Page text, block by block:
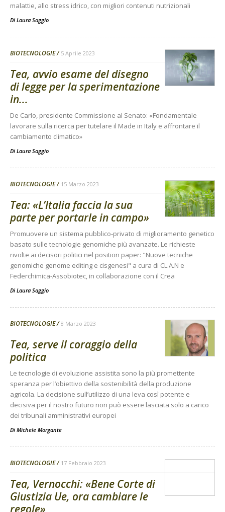
malattie, allo stress idrico, con migliori contenuti nutrizionali
Di Laura Saggio
BIOTECNOLOGIE 5 Aprile 2023
Tea, avvio esame del disegno
di legge per la sperimentazione
in...
De Carlo, presidente Commissione al Senato: «Fondamentale
lavorare sulla ricerca per tutelare il Made in Italy e affrontare il
cambiamento climatico»
Di Laura Saggio
BIOTECNOLOGIE 15 Marzo 2023
Tea: «L’Italia faccia la sua
parte per portarle in campo»
Promuovere un sistema pubblico-privato di miglioramento genetico
basato sulle tecnologie genomiche più avanzate. Le richieste
rivolte ai decisori politici nel position paper: "Nuove tecniche
genomiche genome editing e cisgenesi" a cura di CL.A.N e
Federchimica-Assobiotec, in collaborazione con il Crea
Di Laura Saggio
BIOTECNOLOGIE 8 Marzo 2023
Tea, serve il coraggio della
politica
Le tecnologie di evoluzione assistita sono la più promettente
speranza per l’obiettivo della sostenibilità della produzione
agricola. La decisione sull’utilizzo di una leva così potente e
decisiva per il nostro futuro non può essere lasciata solo a carico
dei tribunali amministrativi europei
Di Michele Morgante
BIOTECNOLOGIE 17 Febbraio 2023
Tea, Vernocchi: «Bene Corte di
Giustizia Ue, ora cambiare le
regole»